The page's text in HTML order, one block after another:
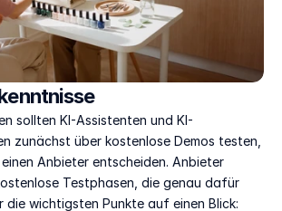
sollten KI-Assistenten und KI-
zunächst über kostenlose Demos testen,
Anbieter entscheiden. Anbieter
Testphasen, die genau dafür
die wichtigsten Punkte auf einen Blick: